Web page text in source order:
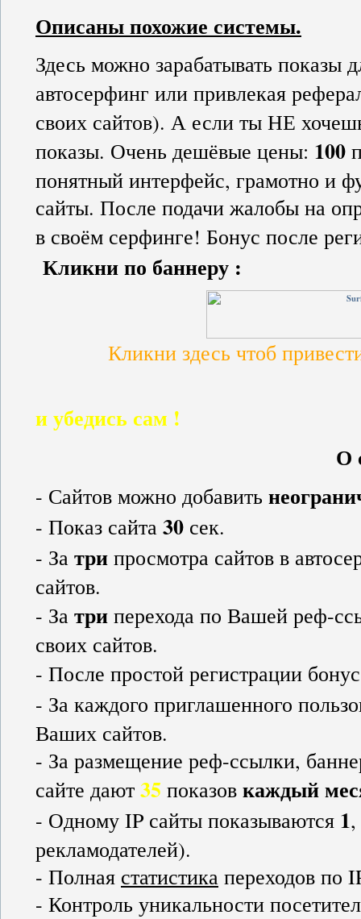
Описаны похожие системы.
Здесь можно зарабатывать показы
автосерфинг или привлекая
своих сайтов). А если ты НЕ
показы. Очень дешёвые цены: 100
понятный интерфейс, грамотно и
сайты. После подачи жалобы на
в своём серфинге! Бонус после
Кликни по баннеру :
Кликни здесь чтоб
и убедись сам !
О
- Сайтов можно добавить
- Показ сайта 30 сек.
- За три просмотра сайтов в
сайтов.
- За три перехода по Вашей реф-
своих сайтов.
- После простой регистрации
- За каждого приглашенного
Ваших сайтов.
- За размещение реф-ссылки,
сайте дают 35 показов каждый
- Одному IP сайты показываются 1,
рекламодателей).
- Полная статистика переходов по
- Контроль уникальности